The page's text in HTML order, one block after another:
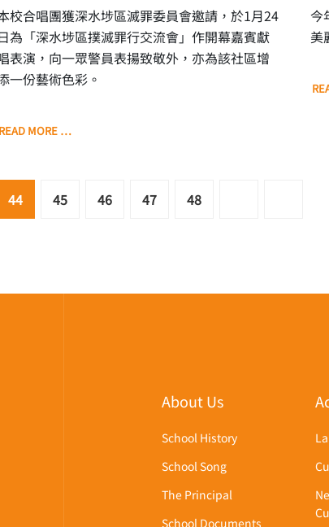
校合唱團獲深水埗區滅罪委員會邀請，於1月24
為「深水埗區撲滅罪行交流會」作開幕嘉賓獻
表演，向一眾警員表揚致敬外，亦為該社區增
一份藝術色彩。
READ MORE …
今
美
44 45 46 47 48
About Us
School History
School Song
The Principal
School Documents